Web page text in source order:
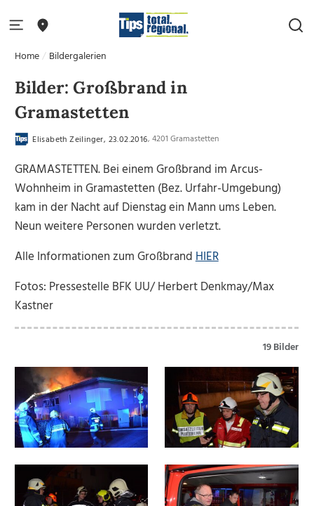
Home Bildergalerien
Bilder: Großbrand in
Gramastetten
Elisabeth Zeilinger, 23.02.2016, 4201 Gramastetten
GRAMASTETTEN. Bei einem Großbrand im Arcus-
Wohnheim in Gramastetten (Bez. Urfahr-Umgebung)
kam in der Nacht auf Dienstag ein Mann ums Leben.
Neun weitere Personen wurden verletzt.
Alle Informationen zum GroßbrandHIER
Fotos: Pressestelle BFK UU/ Herbert Denkmay/Max
Kastner
19 Bilder